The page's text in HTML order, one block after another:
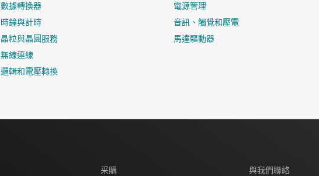
數據轉換器
時鐘與計時
晶粒與晶圓服務
無線連線
邏輯和電壓轉換
電源管理
音訊、觸覺和壓電
馬達驅動器
采購 與我們聯絡